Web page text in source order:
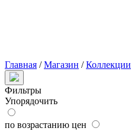
Главная /Магазин /Коллекции
Фильтры
Упорядочить
по возрастанию цен